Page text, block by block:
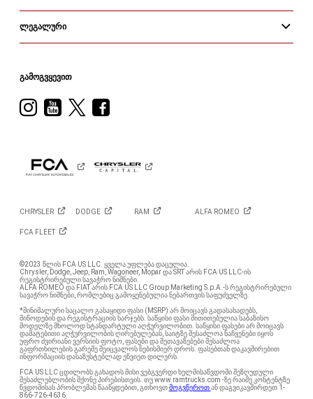
ᲚᲔᲒᲐᲚᲣᲠᲘ
ᲒᲐᲛᲝᲒᲕᲧᲔᲕᲘᲗ
Visit
Instagram
Visit
YouTube
Visit
Twitter
Visit
Facebook
CHRYSLER DODGE RAM ALFA ROMEO
FCA FLEET
©2023 წლის FCA US LLC. ყველა უფლება დაცულია.
Chrysler, Dodge, Jeep, Ram, Wagoneer, Mopar და SRT არის FCA US LLC-ის
რეგისტრირებული სავაჭრო ნიშნები.
ALFA ROMEO და FIAT არის FCA US LLC Group Marketing S.p.A.-ს რეგისტრირებული
სავაჭრო ნიშნები, რომლებიც გამოყენებულია ნებართვის საფუძველზე.
*მინიმალური საცალო გასაყიდი ფასი (MSRP) არ მოიცავს გადასახადებს,
მიწოდების და რეგისტრაციის ხარჯებს. საწყისი ფასი მითითებულია საბაზისო
მოდელზე მხოლოდ სტანდარტული აღჭურვილობით. საწყისი ფასები არ მოიცავს
დამატებითი აღჭურვილობის ღირებულებას, საიტზე შესაძლოა ნაჩვენები იყოს
უფრო ძვირიანი ვერსიის ფოტო, ფასები და შეთავაზებები შესაძლოა
გაფრთხილების გარეშე შეიცვალოს ნებისმიერ დროს. ფასებთან დაკავშირებით
ინფორმაციის დასაზუსტებლად ეწვიეთ დილერს.
FCA US LLC ცდილობს გახადოს მისი ვებგვერდი ხელმისაწვდომი შეზღუდული
შესაძლებლობის მქონე პირებისთვის. თუ www.ramtrucks.com -ზე რაიმე კონტენტზე
წვდომისას პრობლემას წააწყდებით, გთხოვთმოგვწეროთან დაგვიკავშირდეთ 1-
866-726-4636.